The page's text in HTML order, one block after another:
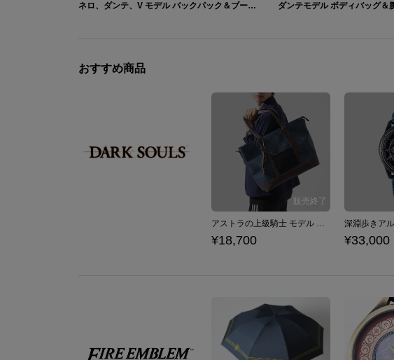
ネロ、ダンテ、V モデル バックパック＆ブーツ Devil May Cry 5
おすすめ商品
アストラの上級騎士 モデル トートバッグ DARK SOULS
¥18,700 ¥33,000